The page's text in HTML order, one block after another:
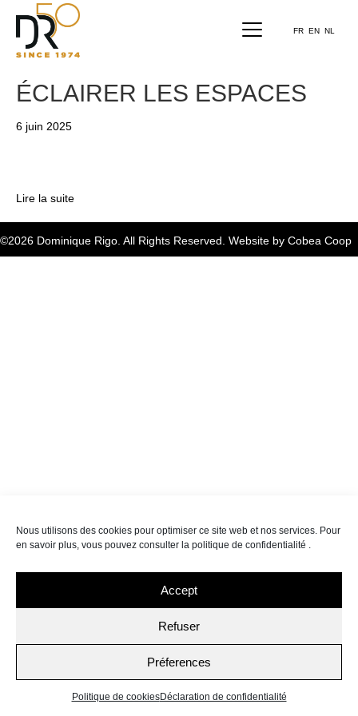
Nous utilisons des cookies pour optimiser ce site web et nos services. Pour
en savoir plus, vous pouvez consulter la politique de confidentialité .
Accept
Refuser
Préferences
Politique de cookiesDéclaration de confidentialité
FR EN NL
ÉCLAIRER LES ESPACES
6 juin 2025
Lire la suite
©2026 Dominique Rigo. All Rights Reserved. Website by Cobea Coop